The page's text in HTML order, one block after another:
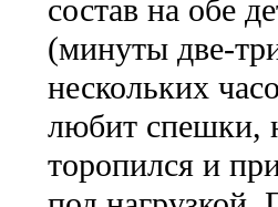
состав на обе
(минуты две-
нескольких
любит спешки,
торопился и